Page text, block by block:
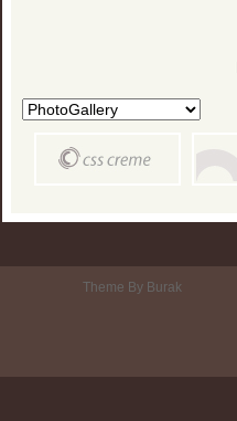
Theme By Burak